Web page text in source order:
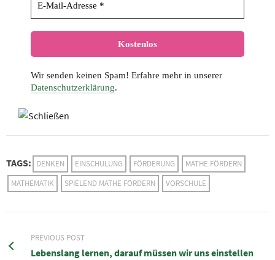
Wir senden keinen Spam! Erfahre mehr in unserer
Datenschutzerklärung.
TAGS: DENKEN EINSCHULUNG FÖRDERUNG
MATHE FÖRDERN
MATHEMATIK
SPIELEND MATHE FÖRDERN VORSCHULE
PREVIOUS POST
Lebenslang lernen, darauf müssen wir uns einstellen